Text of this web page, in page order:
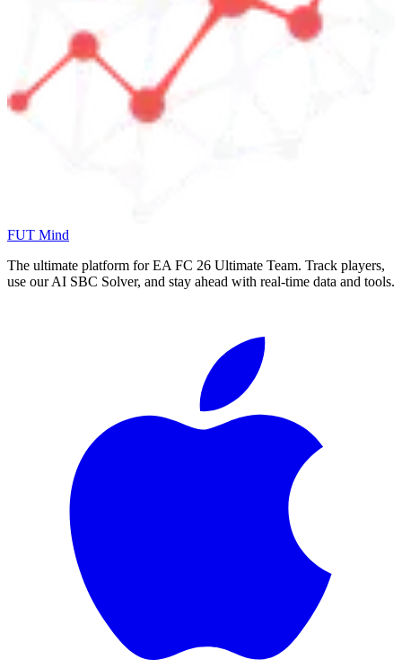
FUT Mind
The ultimate platform for EA FC 26 Ultimate Team. Track players,
use our AI SBC Solver, and stay ahead with real-time data and tools.